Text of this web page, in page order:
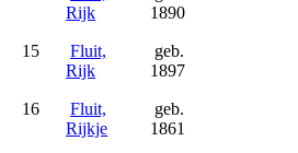
Rijk
1890
15
Fluit,
Rijk
geb.
1897
16
Fluit,
Rijkje
geb.
1861